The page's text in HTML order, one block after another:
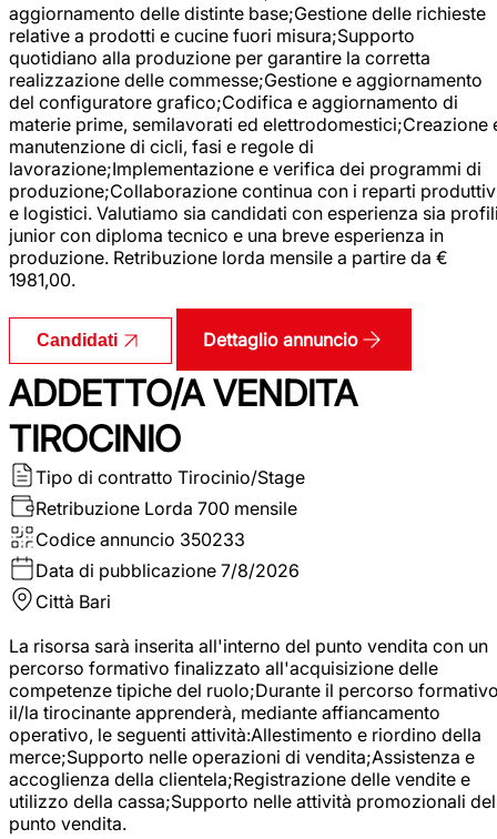
aggiornamento delle distinte base;Gestione delle richieste
relative a prodotti e cucine fuori misura;Supporto
quotidiano alla produzione per garantire la corretta
realizzazione delle commesse;Gestione e aggiornamento
del configuratore grafico;Codifica e aggiornamento di
materie prime, semilavorati ed elettrodomestici;Creazione
manutenzione di cicli, fasi e regole di
lavorazione;Implementazione e verifica dei programmi di
produzione;Collaborazione continua con i reparti
e logistici. Valutiamo sia candidati con esperienza sia
junior con diploma tecnico e una breve esperienza in
produzione. Retribuzione lorda mensile a partire da €
1981,00.
Candidati Dettaglio annuncio
ADDETTO/A VENDITA
TIROCINIO
Tipo di contratto Tirocinio/Stage
Retribuzione Lorda 700 mensile
Codice annuncio 350233
Data di pubblicazione 7/8/2026
Città Bari
La risorsa sarà inserita all'interno del punto vendita con un
percorso formativo finalizzato all'acquisizione delle
competenze tipiche del ruolo;Durante il percorso
il/la tirocinante apprenderà, mediante affiancamento
operativo, le seguenti attività:Allestimento e riordino della
merce;Supporto nelle operazioni di vendita;Assistenza e
accoglienza della clientela;Registrazione delle vendite e
utilizzo della cassa;Supporto nelle attività promozionali del
punto vendita.